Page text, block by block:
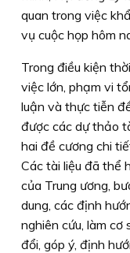
quan trong việc
vụ cuộc họp hôm
Trong điều kiện
việc lớn, phạm vi
luận và thực tiễn
được các dự thảo
hai đề cương chi
Các tài liệu đã thể
của Trung ương,
dung, các định
nghiên cứu, làm
đổi, góp ý, định